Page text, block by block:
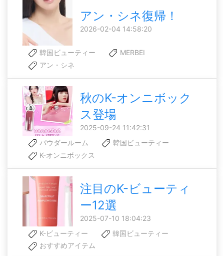
アン・シネ復帰！
2026-02-04 14:58:20
韓国ビューティー
MERBEI
アン・シネ
秋のK-オンニボック
ス登場
2025-09-24 11:42:31
パウダールーム
韓国ビューティー
K-オンニボックス
注目のK-ビューティ
ー12選
2025-07-10 18:04:23
K-ビューティー
韓国ビューティー
おすすめアイテム